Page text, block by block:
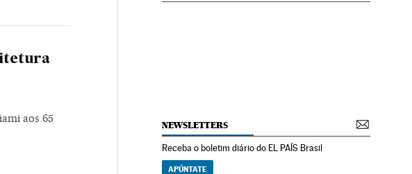
aos 65
NEWSLETTERS
Receba o boletim diário do EL PAÍS Brasil
APÚNTATE